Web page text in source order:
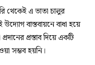
থেকেই এ ভাতা চালুর
বাস্তবায়নে বাধা হয়ে
প্রস্তাব দিয়ে একটি
সম্ভব হয়নি।